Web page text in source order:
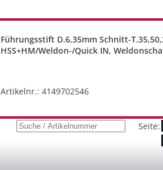
Führungsstift D.6,35mm Schnitt-
HSS+HM/Weldon-/Quick IN,
Artikelnr.: 4149702546
Seite: